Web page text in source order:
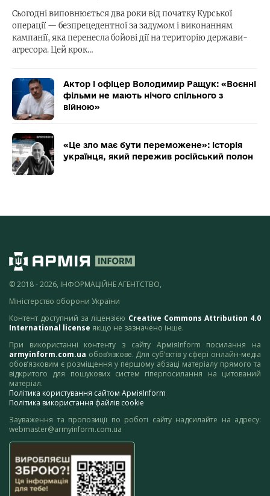
Сьогодні виповнюється два роки від початку Курської
операції — безпрецедентної за задумом і виконанням
кампанії, яка перенесла бойові дії на територію держави-
агресора. Цей крок…
Актор і офіцер Володимир Ращук: «Воєнні
фільми не мають нічого спільного з
війною»
«Це зло має бути переможене»: історія
українця, який пережив російський полон
© 2018 - 2026, ІНФОРМАЦІЙНЕ АГЕНТСТВО,
Міністерство оборони України
Контент доступний за ліцензією Creative Commons Attribution 4.0
International license якщо не зазначено інше.
При використанні контенту з сайту АрміяInform посилання на
armyinform.com.ua обов’язкове. Для суб’єктів у сфері онлайн-медіа
обов’язковим є розміщення у першому абзаці матеріалу прямого та
відкритого для пошукових систем гіперпосилання на цитований
матеріал.
Політика користування сайтом АрміяInform
Політика використання файлів cookie
Зауваження та пропозиції по роботі сайту надсилайте на адресу:
webmaster@armyinform.com.ua